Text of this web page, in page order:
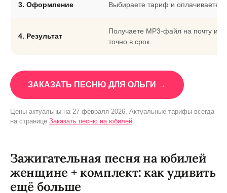
3. Оформление Выбираете тариф и оплачиваете
4. Результат
Получаете MP3-файл на почту
точно в срок.
ЗАКАЗАТЬ ПЕСНЮ ДЛЯ ОЛЬГИ →
Цены актуальны на 27 февраля 2026. Актуальные тарифы всегда
на странице Заказать песню на юбилей.
Зажигательная песня на юбилей
женщине + комплект: как удивить
ещё больше